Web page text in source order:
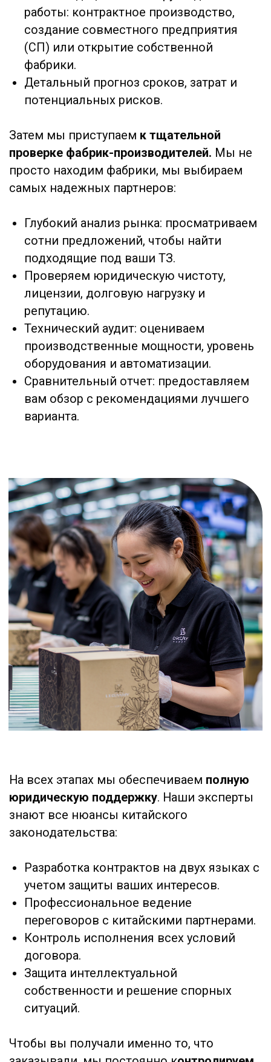
варианта.
На всех этапах мы обеспечиваем
юридическую поддержку
знают все нюансы китайского
законодательства:
Разработка контрактов на двух языках с
учетом защиты ваших интересов.
Профессиональное ведение
переговоров с китайскими партнерами.
собственности и решение спорных
ситуаций.
Чтобы вы получали именно то, что
заказывали, мы постоянно контролируем
качество продукции.Инспектируем
производство на всех этапах: от сырья до
готового продукта. Также мы проверяем
упаковку, хранение и соблюдение
производственных процессов. Проводим
аудит производственной дисциплины по
вашим стандартам.
Мы помогаем с полной
интеграцией в производственную
экосистему Китая:
Подбор поставщиков сырья и
комплектующих.
Сертификация продукции по
международным стандартам.
Налоговое консультирование и
построение оптимальной
логистической цепи.
Организация страхования грузов.